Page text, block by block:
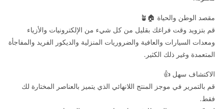
مقصد الوطن والحياة 🏠🪴
قم بتزويد وقت فراغك بقليل من كل شيء من الإلكترونيات والأزياء
ومعدات السيارات والعافية والضروريات المنزلية والديكور الفريد والمفاجأة
المتعمدة وغير ذلك الكثير.
الاكتشاف سهل 👍
قم بالتمرير في موجز المنتج اللانهائي الذي يتميز بالعناصر المختارة لك
فقط.